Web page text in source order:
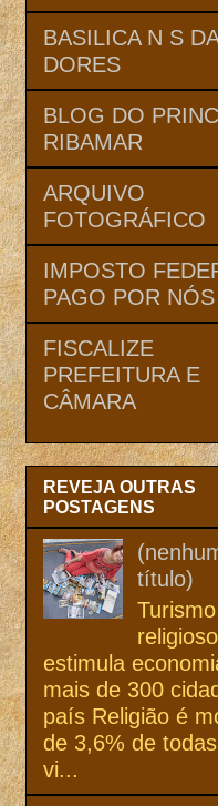
BASILICA N S
DORES
BLOG DO
RIBAMAR
ARQUIVO
FOTOGRÁFICO
IMPOSTO
PAGO POR NÓS
FISCALIZE
PREFEITURA E
CÂMARA
REVEJA OUTRAS
POSTAGENS
título)
Turismo
religioso
estimula
mais de 300
país Religião é
de 3,6% de
vi...